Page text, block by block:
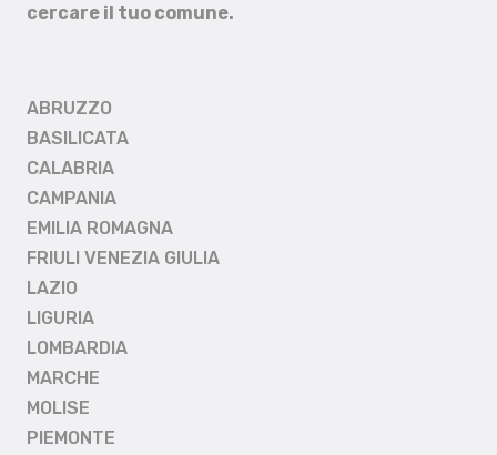
cercare il tuo comune.
ABRUZZO
BASILICATA
CALABRIA
CAMPANIA
EMILIA ROMAGNA
FRIULI VENEZIA GIULIA
LAZIO
LIGURIA
LOMBARDIA
MARCHE
MOLISE
PIEMONTE